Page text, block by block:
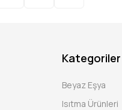
Kategoriler
Beyaz Eşya
Isıtma Ürünleri